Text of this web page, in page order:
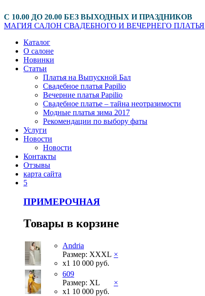
С 10.00 ДО 20.00 БЕЗ ВЫХОДНЫХ И ПРАЗДНИКОВ
МАГИЯ САЛОН СВАДЕБНОГО И ВЕЧЕРНЕГО ПЛАТЬЯ
Каталог
О салоне
Новинки
Статьи
Платья на Выпускной Бал
Свадебное платья Papilio
Вечерние платья Papilio
Свадебное платье – тайна неотразимости
Модные платья зима 2017
Рекомендации по выбору фаты
Услуги
Новости
Новости
Контакты
Отзывы
карта сайта
5
ПРИМЕРОЧНАЯ
Товары в корзине
Andria
Размер: XXXL
x1 10 000 руб.
×
609
Размер: XL
x1 10 000 руб.
×